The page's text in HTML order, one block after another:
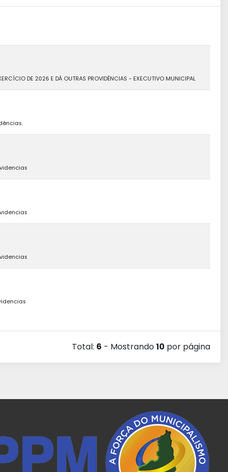
DE 2026 E DÁ OUTRAS PROVIDÊNCIAS - EXECUTIVO MUNICIPAL
Total: 6 - Mostrando10 por página